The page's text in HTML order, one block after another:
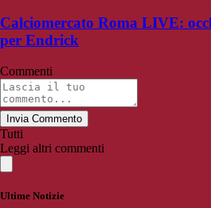
Calciomercato Roma LIVE:
per Endrick
Commenti
Invia Commento
Tutti
Leggi altri commenti
Ultime Notizie